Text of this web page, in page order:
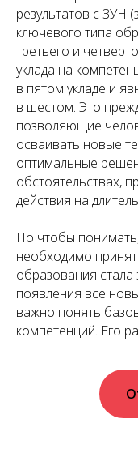
результатов с ЗУН
ключевого типа
третьего и
уклада на
в пятом укладе и
в шестом. Это
позволяющие
осваивать новые
оптимальные
обстоятельствах,
действия на
Но чтобы
необходимо
образования
появления все
важно понять
компетенций. Его